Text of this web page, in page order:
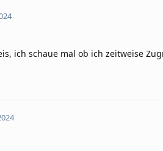
ich schaue mal ob ich zeitweise